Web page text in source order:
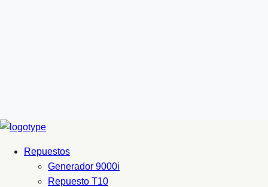
Repuestos
Generador 9000i
Repuesto T10